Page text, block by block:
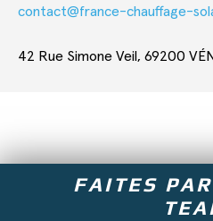
contact@france-chauffage-
42 Rue Simone Veil, 69200
FAITES